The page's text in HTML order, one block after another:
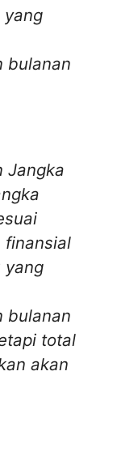
yang
bulanan
Jangka
finansial
yang
bulanan
total
akan